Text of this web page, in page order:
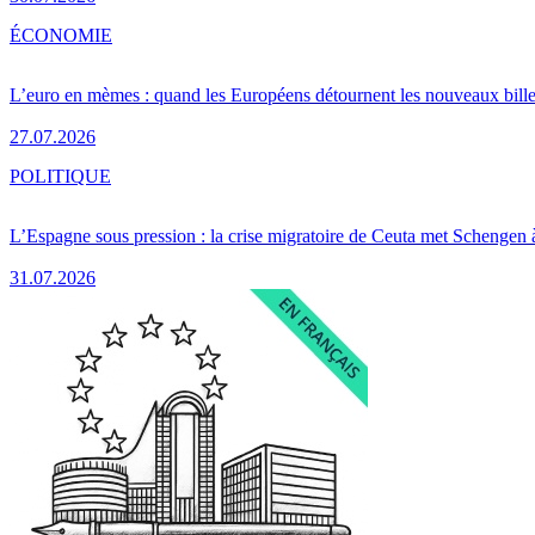
L’euro en mèmes : quand les Européens détournent les nouveaux
27.07.2026
ÉCONOMIE
L’Espagne sous pression : la crise migratoire de Ceuta met Schengen
31.07.2026
POLITIQUE